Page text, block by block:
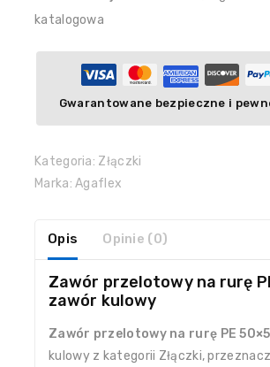
katalogowa
Gwarantowane bezpieczne i
Kategoria: Złączki
Marka:Agaflex
Opis Opinie (0)
Zawór przelotowy na rurę
zawór kulowy
Zawór przelotowy na rurę PE
kulowy z kategorii Złączki,